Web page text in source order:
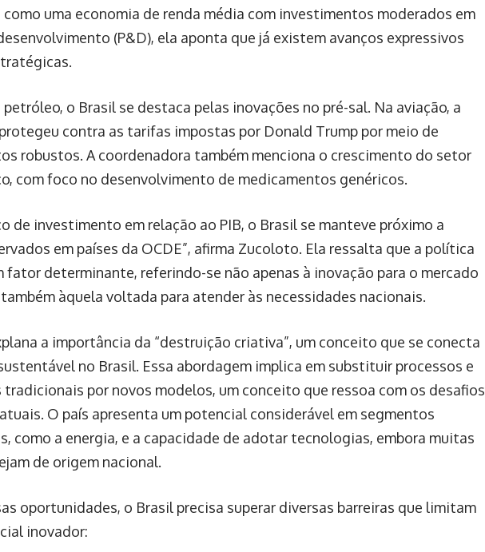
uma economia de renda média com investimentos moderados em
(P&D), ela aponta que já existem avanços expressivos
o Brasil se destaca pelas inovações no pré-sal. Na aviação, a
contra as tarifas impostas por Donald Trump por meio de
robustos. A coordenadora também menciona o crescimento do setor
com foco no desenvolvimento de medicamentos genéricos.
de investimento em relação ao PIB, o Brasil se manteve próximo a
em países da OCDE”, afirma Zucoloto. Ela ressalta que a política
fator determinante, referindo-se não apenas à inovação para o mercado
àquela voltada para atender às necessidades nacionais.
a importância da “destruição criativa”, um conceito que se conecta
no Brasil. Essa abordagem implica em substituir processos e
por novos modelos, um conceito que ressoa com os desafios
O país apresenta um potencial considerável em segmentos
como a energia, e a capacidade de adotar tecnologias, embora muitas
de origem nacional.
oportunidades, o Brasil precisa superar diversas barreiras que limitam
inovador: